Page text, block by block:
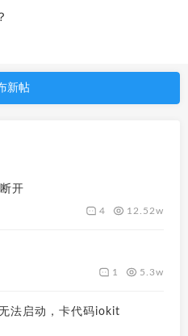
新帖
开
4 12.52w
1 5.3w
法启动，卡代码iokit